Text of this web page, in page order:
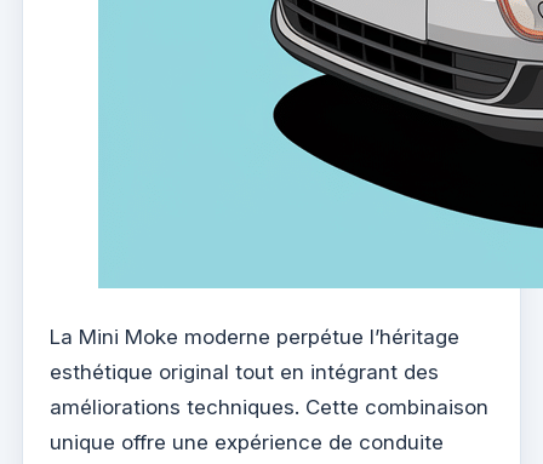
La Mini Moke moderne perpétue l’héritage
esthétique original tout en intégrant des
améliorations techniques. Cette combinaison
unique offre une expérience de conduite